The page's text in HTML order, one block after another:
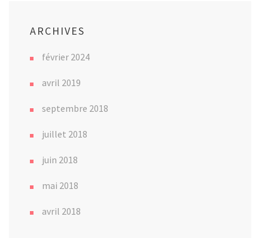
ARCHIVES
février 2024
avril 2019
septembre 2018
juillet 2018
juin 2018
mai 2018
avril 2018